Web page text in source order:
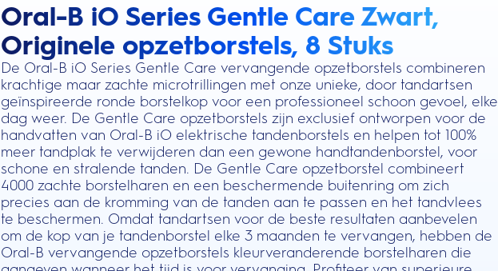
Oral-B iO Series Gentle Care Zwart,
Originele opzetborstels, 8 Stuks
De Oral-B iO Series Gentle Care vervangende opzetborstels combineren
krachtige maar zachte microtrillingen met onze unieke, door tandartsen
geïnspireerde ronde borstelkop voor een professioneel schoon gevoel, elke
dag weer. De Gentle Care opzetborstels zijn exclusief ontworpen voor de
handvatten van Oral-B iO elektrische tandenborstels en helpen tot 100%
meer tandplak te verwijderen dan een gewone handtandenborstel, voor
schone en stralende tanden. De Gentle Care opzetborstel combineert
4000 zachte borstelharen en een beschermende buitenring om zich
precies aan de kromming van de tanden aan te passen en het tandvlees
te beschermen. Omdat tandartsen voor de beste resultaten aanbevelen
om de kop van je tandenborstel elke 3 maanden te vervangen, hebben de
Oral-B vervangende opzetborstels kleurveranderende borstelharen die
this action will scroll you to the reviews section